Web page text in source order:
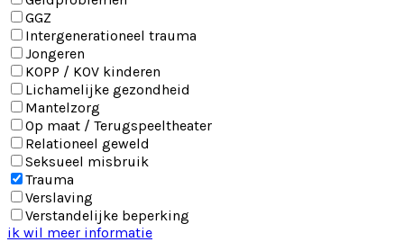
GGZ
Intergenerationeel trauma
Jongeren
KOPP / KOV kinderen
Lichamelijke gezondheid
Mantelzorg
Op maat / Terugspeeltheater
Relationeel geweld
Seksueel misbruik
Trauma
Verslaving
Verstandelijke beperking
ik wil meer informatie